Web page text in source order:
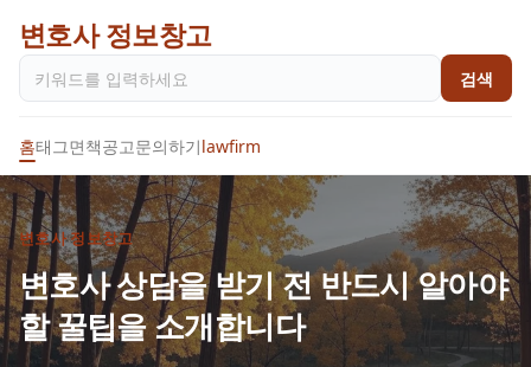
변호사 정보창고
검색
홈태그면책공고문의하기lawfirm
변호사 정보창고
변호사 상담을 받기 전 반드시 알아야
할 꿀팁을 소개합니다